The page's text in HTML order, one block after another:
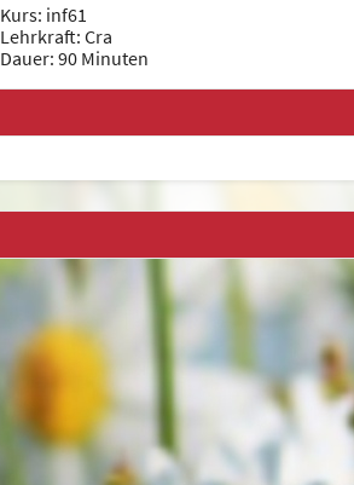
Kurs: inf61
Lehrkraft: Cra
Dauer: 90 Minuten